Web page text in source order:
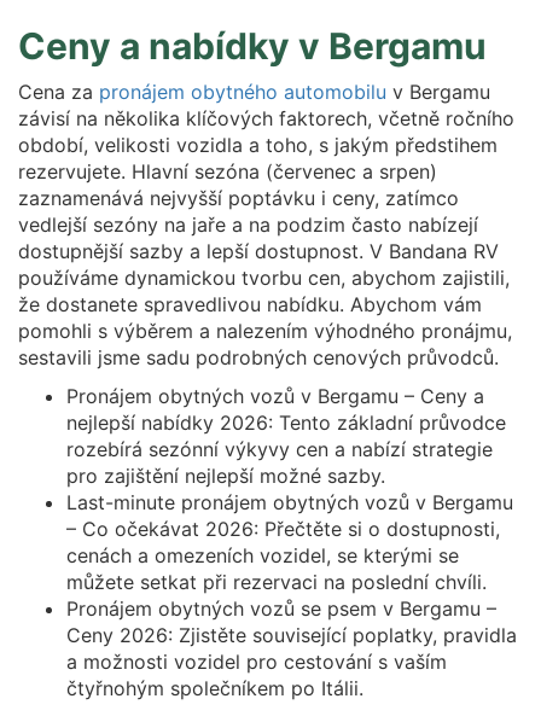
Ceny a nabídky v Bergamu
Cena za pronájem obytného automobilu v Bergamu
závisí na několika klíčových faktorech, včetně ročního
období, velikosti vozidla a toho, s jakým předstihem
rezervujete. Hlavní sezóna (červenec a srpen)
zaznamenává nejvyšší poptávku i ceny, zatímco
vedlejší sezóny na jaře a na podzim často nabízejí
dostupnější sazby a lepší dostupnost. V Bandana RV
používáme dynamickou tvorbu cen, abychom zajistili,
že dostanete spravedlivou nabídku. Abychom vám
pomohli s výběrem a nalezením výhodného pronájmu,
sestavili jsme sadu podrobných cenových průvodců.
Pronájem obytných vozů v Bergamu – Ceny a
nejlepší nabídky 2026: Tento základní průvodce
rozebírá sezónní výkyvy cen a nabízí strategie
pro zajištění nejlepší možné sazby.
Last-minute pronájem obytných vozů v Bergamu
– Co očekávat 2026: Přečtěte si o dostupnosti,
cenách a omezeních vozidel, se kterými se
můžete setkat při rezervaci na poslední chvíli.
Pronájem obytných vozů se psem v Bergamu –
Ceny 2026: Zjistěte související poplatky, pravidla
a možnosti vozidel pro cestování s vaším
čtyřnohým společníkem po Itálii.